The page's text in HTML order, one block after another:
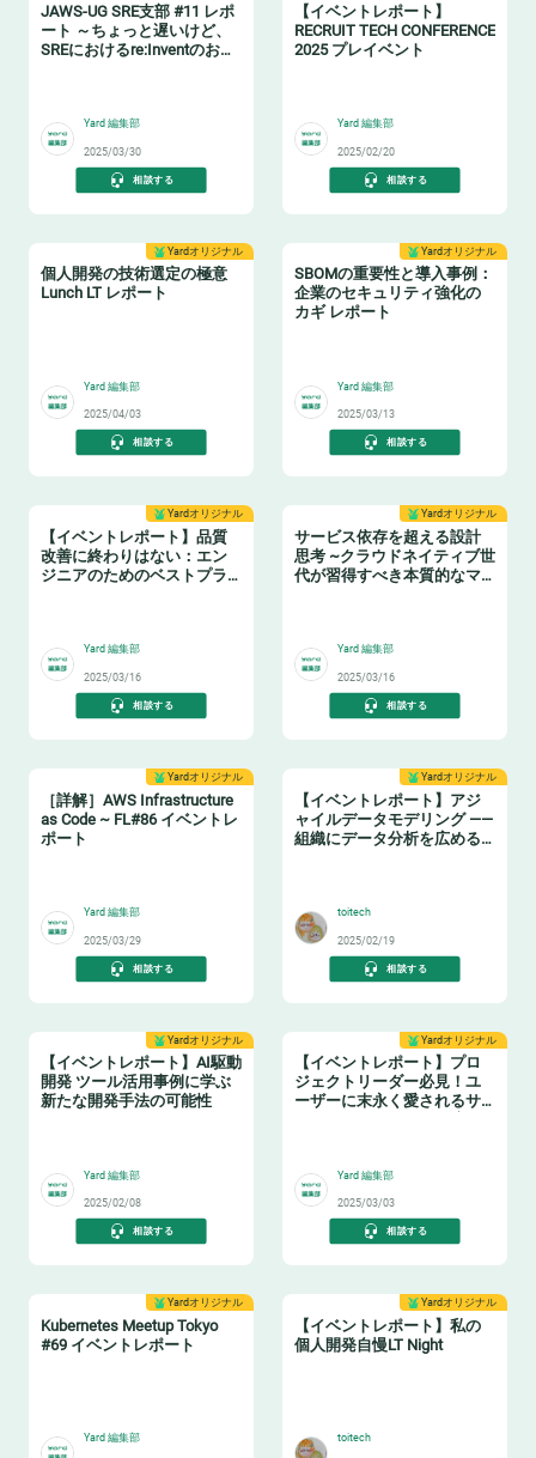
JAWS-UG SRE支部 #11 レポ
ート ～ちょっと遅いけど、
SREにおけるre:Inventのお話
Yard 編集部
2025/03/30
相談する
【イベントレポート】
RECRUIT TECH CONFERENCE
2025 プレイベント
Yard 編集部
2025/02/20
相談する
Yardオリジナル
個人開発の技術選定の極意
Lunch LT レポート
Yard 編集部
2025/04/03
相談する
Yardオリジナル
SBOMの重要性と導入事例：
企業のセキュリティ強化の
カギ レポート
Yard 編集部
2025/03/13
相談する
Yardオリジナル
【イベントレポート】品質
改善に終わりはない：エン
ジニアのためのベストプラ
Yard 編集部
2025/03/16
相談する
Yardオリジナル
サービス依存を超える設計
思考 ~クラウドネイティブ世
代が習得すべき本質的なマ
Yard 編集部
2025/03/16
相談する
Yardオリジナル
［詳解］AWS Infrastructure
as Code ~ FL#86 イベントレ
ポート
Yard 編集部
2025/03/29
相談する
Yardオリジナル
【イベントレポート】アジ
ャイルデータモデリング ——
組織にデータ分析を広める
toitech
2025/02/19
相談する
Yardオリジナル
【イベントレポート】AI駆動
開発 ツール活用事例に学ぶ
新たな開発手法の可能性
Yard 編集部
2025/02/08
相談する
Yardオリジナル
【イベントレポート】プロ
ジェクトリーダー必見！ユ
ーザーに末永く愛されるサ
Yard 編集部
2025/03/03
相談する
Yardオリジナル
Kubernetes Meetup Tokyo
#69 イベントレポート
Yard 編集部
Yardオリジナル
【イベントレポート】私の
個人開発自慢LT Night
toitech